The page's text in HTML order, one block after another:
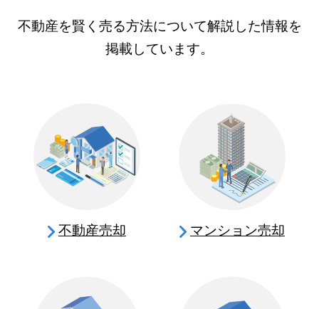
不動産を賢く売る方法について解説した情報を
掲載しています。
不動産売却 マンション売却